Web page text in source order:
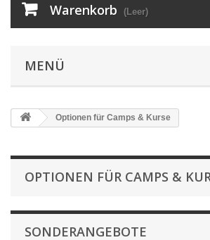
Warenkorb (Leer)
MENÜ
Optionen für Camps & Kurse
OPTIONEN FÜR CAMPS &
SONDERANGEBOTE